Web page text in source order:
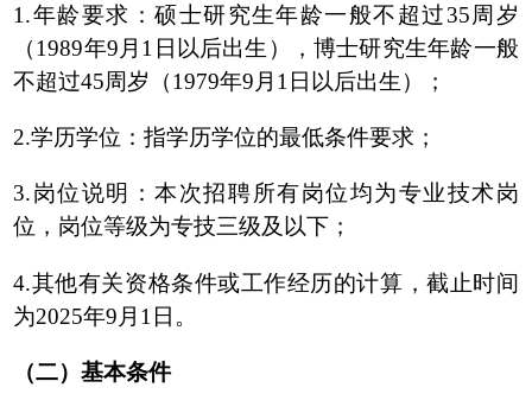
1.年龄要求：硕士研究生年龄一般不超过35周岁
（1989年9月1日以后出生），博士研究生年龄一般
不超过45周岁（1979年9月1日以后出生）；
2.学历学位：指学历学位的最低条件要求；
3.岗位说明：本次招聘所有岗位均为专业技术岗
位，岗位等级为专技三级及以下；
4.其他有关资格条件或工作经历的计算，截止时间
为2025年9月1日。
（二）基本条件